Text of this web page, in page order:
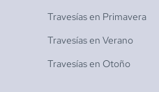
Travesías en Primavera
Travesías en Verano
Travesías en Otoño